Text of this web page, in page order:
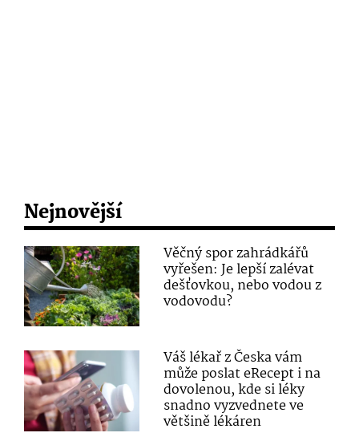
Nejnovější
Věčný spor zahrádkářů
vyřešen: Je lepší zalévat
dešťovkou, nebo vodou z
vodovodu?
Váš lékař z Česka vám
může poslat eRecept i na
dovolenou, kde si léky
snadno vyzvednete ve
většině lékáren